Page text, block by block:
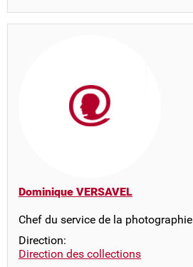
Dominique VERSAVEL
Chef du service de la photographie
Direction:
Direction des collections